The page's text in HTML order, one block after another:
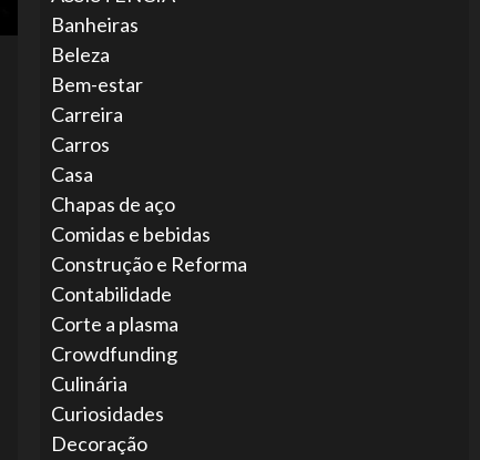
Banheiras
Beleza
Bem-estar
Carreira
Carros
Casa
Chapas de aço
Comidas e bebidas
Construção e Reforma
Contabilidade
Corte a plasma
Crowdfunding
Culinária
Curiosidades
Decoração